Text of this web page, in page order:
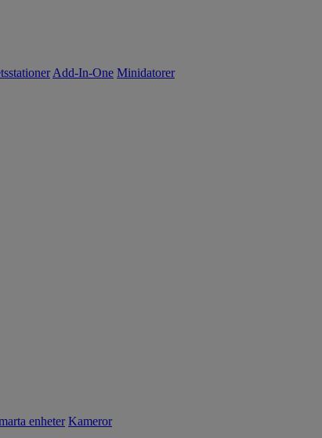
Add-In-One Minidatorer
enheter Kameror